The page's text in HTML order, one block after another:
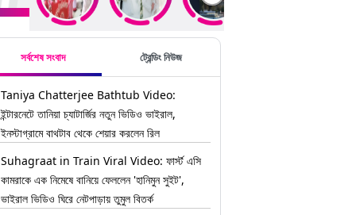
সর্বশেষ সংবাদ ট্রেন্ডিং নিউজ
Taniya Chatterjee Bathtub Video:
ইন্টারনেটে তানিয়া চ্যাটার্জির নতুন ভিডিও ভাইরাল,
ইনস্টাগ্রামে বাথটাব থেকে শেয়ার করলেন রিল
Suhagraat in Train Viral Video: ফার্স্ট এসি
কামরাকে এক নিমেষে বানিয়ে ফেললেন 'হানিমুন সুইট',
ভাইরাল ভিডিও ঘিরে নেটপাড়ায় তুমুল বিতর্ক